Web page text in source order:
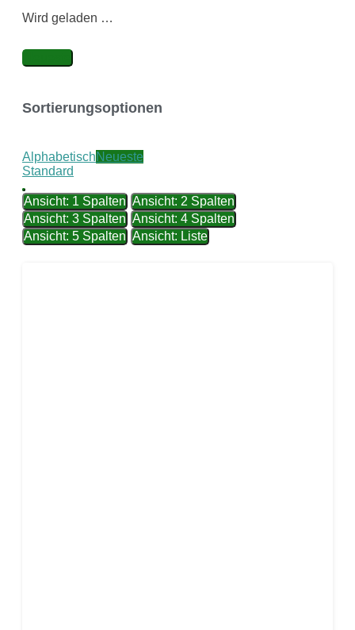
Wird geladen …
Sortierungsoptionen
AlphabetischNeueste
Standard
Ansicht: 1 Spalten Ansicht: 2 Spalten
Ansicht: 3 Spalten Ansicht: 4 Spalten
Ansicht: 5 Spalten Ansicht: Liste